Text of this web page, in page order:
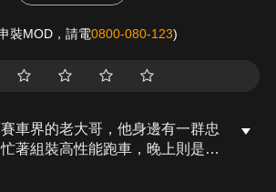
裝MOD，請電0800-080-123)
車界的老大哥，他身邊有一群忠
著組裝高性能跑車，晚上則是開